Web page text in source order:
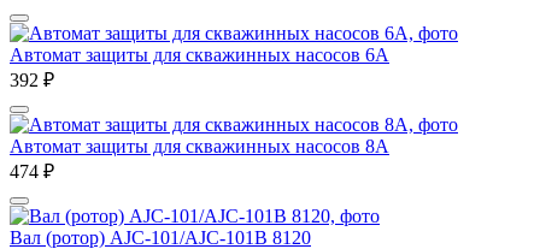
Автомат защиты для скважинных насосов 6А
392 ₽
Автомат защиты для скважинных насосов 8А
474 ₽
Вал (ротор) AJC-101/AJC-101B 8120